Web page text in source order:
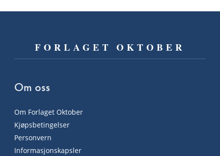
FORLAGET OKTOBER
Om oss
Om Forlaget Oktober
Kjøpsbetingelser
Personvern
Informasjonskapsler